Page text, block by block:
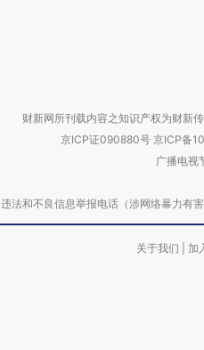
财新网所刊载内容之知识产权为财新
京ICP证090880号 京ICP备
广播电视
违法和不良信息举报电话（涉网络暴力
关于我们 加